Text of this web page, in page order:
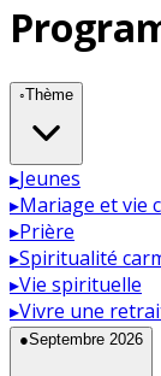
◦Thème
▸Jeunes
▸Mariage et vie
▸Prière
▸Spiritualité
▸Vie spirituelle
▸Vivre une
●Septembre 2026